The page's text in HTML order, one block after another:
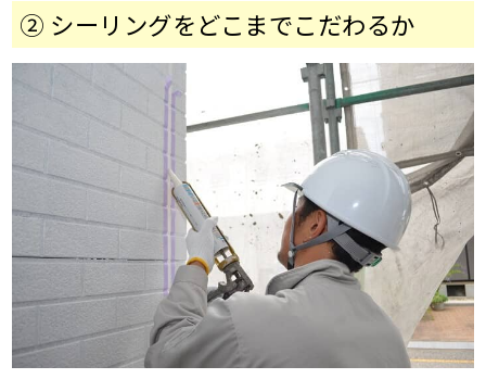
② シーリングをどこまでこだわるか